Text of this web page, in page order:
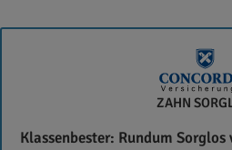
Concordia
ZAHN
Klassenbester: Rundum